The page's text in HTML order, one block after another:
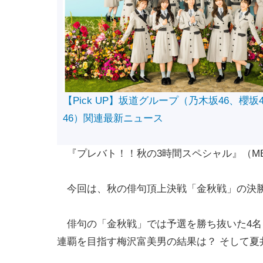
【Pick UP】坂道グループ（乃木坂46、櫻坂
46）関連最新ニュース
『プレバト！！秋の3時間スペシャル』（
今回は、秋の俳句頂上決戦「金秋戦」の決
俳句の「金秋戦」では予選を勝ち抜いた4
連覇を目指す梅沢富美男の結果は？ そして